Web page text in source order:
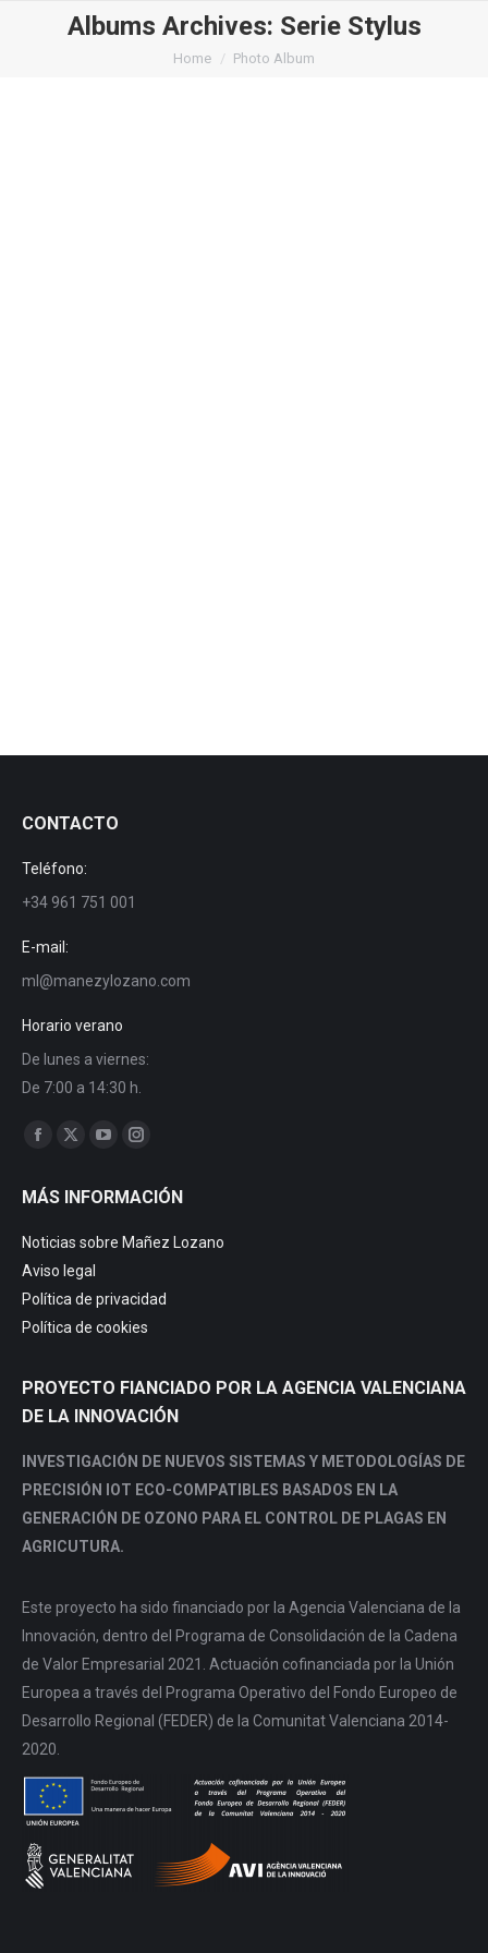
Albums Archives: Serie Stylus
You are here:
Home Photo Album
CONTACTO
Teléfono:
+34 961 751 001
E-mail:
ml@manezylozano.com
Horario verano
De lunes a viernes:
De 7:00 a 14:30 h.
Find us on:
opens
in
new
window
opens
new
window
YouTube
opens
window
Instagram
opens
in
window
MÁS INFORMACIÓN
Noticias sobre Mañez Lozano
Aviso legal
Política de privacidad
Política de cookies
PROYECTO FIANCIADO POR LA AGENCIA VALENCIANA
DE LA INNOVACIÓN
INVESTIGACIÓN DE NUEVOS SISTEMAS Y METODOLOGÍAS DE
PRECISIÓN IOT ECO-COMPATIBLES BASADOS EN LA
GENERACIÓN DE OZONO PARA EL CONTROL DE PLAGAS EN
AGRICUTURA.
Este proyecto ha sido financiado por la Agencia Valenciana de la
Innovación, dentro del Programa de Consolidación de la Cadena
de Valor Empresarial 2021. Actuación cofinanciada por la Unión
Europea a través del Programa Operativo del Fondo Europeo de
Desarrollo Regional (FEDER) de la Comunitat Valenciana 2014-
2020.